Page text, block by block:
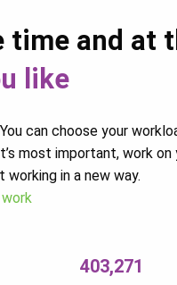
and at
like
can choose your
most important, work on
in a new way.
403,271